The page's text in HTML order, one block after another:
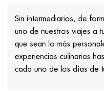
Sin intermediarios, de
uno de nuestros viajes a
que sean lo más
experiencias culinarias
cada uno de los días de